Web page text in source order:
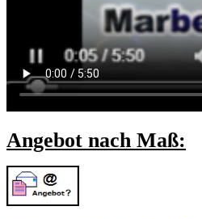
Angebot nach Maß: